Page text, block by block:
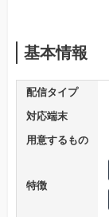
基本情報
配信タイプ
対応端末
用意するもの
特徴